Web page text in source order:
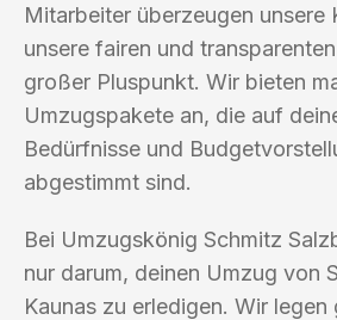
Mitarbeiter überzeugen unsere
unsere fairen und
großer Pluspunkt. Wir bieten
Umzugspakete an, die auf
Bedürfnisse und
abgestimmt sind.
Bei Umzugskönig Schmitz
nur darum, deinen Umzug von
Kaunas zu erledigen. Wir